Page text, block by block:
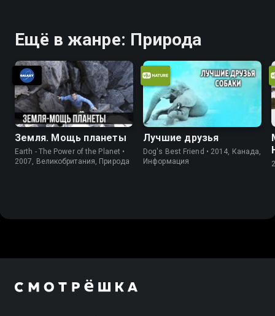
Ещё в жанре: Природа
Земля. Мощь планеты
Earth - The Power of the Planet •
2007, Великобритания, Природа
Лучшие друзья
Dog's Best Friend • 2014, Канада,
Информация